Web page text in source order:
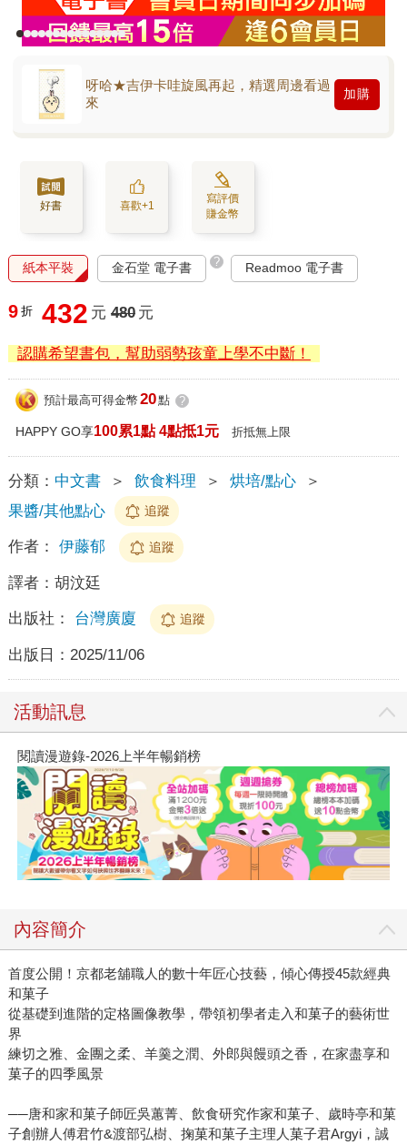
呀哈★吉伊卡哇旋風再起，精選周邊看過
來
加購
好書 喜歡+1
寫評價
賺金幣
紙本平裝 金石堂 電子書 ? Readmoo 電子書
9 折 432 元 480 元
認購希望書包，幫助弱勢孩童上學不中斷！
預計最高可得金幣 20點 ?
HAPPY GO享100累1點 4點抵1元 折抵無上限
分類： 中文書 ＞ 飲食料理 ＞ 烘培/點心
＞
果醬/其他點心
追蹤
作者： 伊藤郁 追蹤
譯者： 胡汶廷
出版社： 台灣廣廈 追蹤
出版日： 2025/11/06
活動訊息
閱讀漫遊錄-2026上半年暢銷榜
內容簡介
首度公開！京都老舖職人的數十年匠心技藝，傾心傳授45款經典
和菓子
從基礎到進階的定格圖像教學，帶領初學者走入和菓子的藝術世
界
練切之雅、金團之柔、羊羹之潤、外郎與饅頭之香，在家盡享和
菓子的四季風景
──唐和家和菓子師匠吳蕙菁、飲食研究作家和菓子、歲時亭和菓
子創辦人傅君竹&渡部弘樹、掬菓和菓子主理人菓子君Argyi，誠